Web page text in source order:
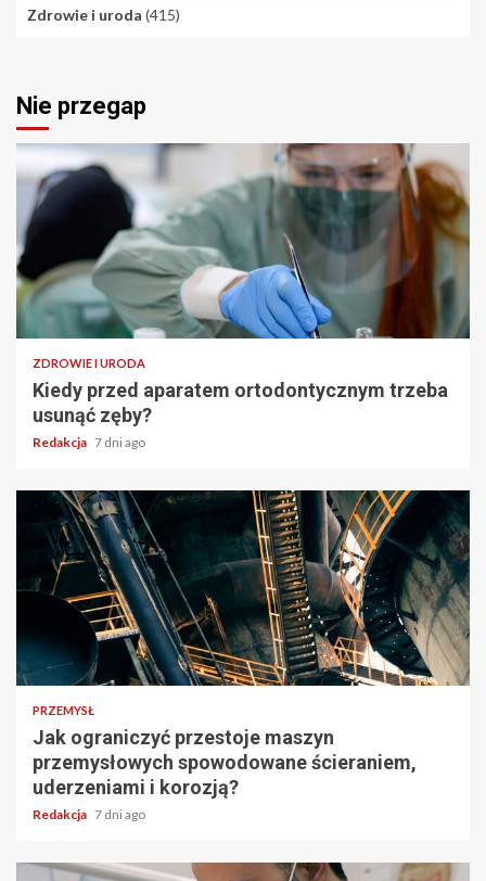
Zdrowie i uroda (415)
Nie przegap
ZDROWIE I URODA
Kiedy przed aparatem ortodontycznym trzeba
usunąć zęby?
Redakcja 7 dni ago
PRZEMYSŁ
Jak ograniczyć przestoje maszyn
przemysłowych spowodowane ścieraniem,
uderzeniami i korozją?
Redakcja 7 dni ago